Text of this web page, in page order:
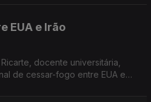
EUA e Irão
docente universitária,
de cessar-fogo entre EUA e